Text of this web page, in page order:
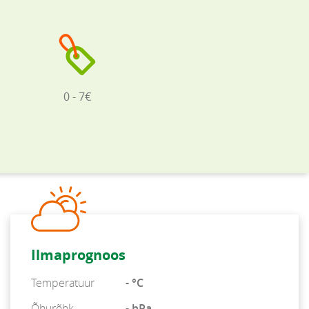
0 - 7€
Ilmaprognoos
Temperatuur
- °C